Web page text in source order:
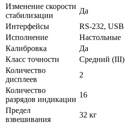
Изменение скорости
стабилизации
Да
Интерфейсы
RS-232, USB
Исполнение
Настольные
Калибровка
Да
Класс точности
Средний (III)
Количество
дисплеев
2
Количество
разрядов индикации
16
Предел
взвешивания
32 кг